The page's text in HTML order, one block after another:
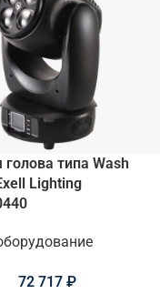
голова типа Wash
Lighting
72 717₽